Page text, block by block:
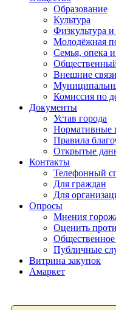
Образование
Культура
Физкультура и
Молодёжная
Семья, опека
Внешние
Комиссия по
Документы
Устав города
Нормативные
Правила
Открытые
Контакты
Телефонный
Для граждан
Для
Опросы
Мнения
Оценить
Общественное
Публичные
Витрина закупок
Амаркет